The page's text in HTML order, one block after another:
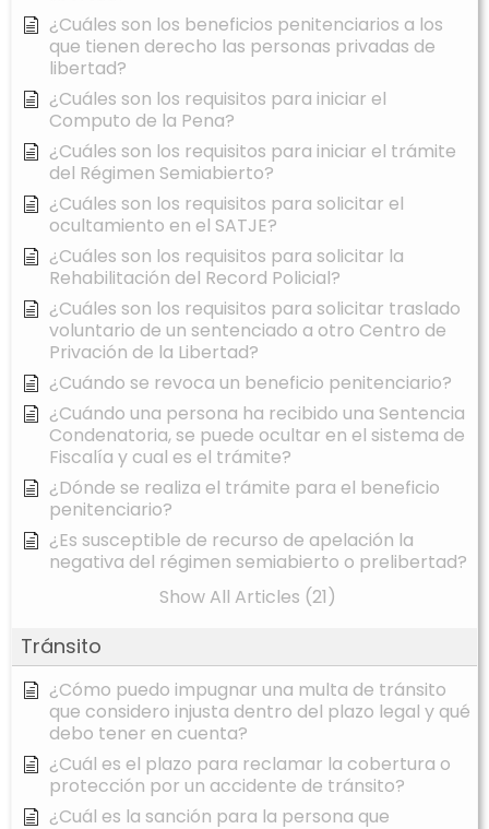
¿Cuáles son los beneficios penitenciarios a los
que tienen derecho las personas privadas de
libertad?
¿Cuáles son los requisitos para iniciar el
Computo de la Pena?
¿Cuáles son los requisitos para iniciar el trámite
del Régimen Semiabierto?
¿Cuáles son los requisitos para solicitar el
ocultamiento en el SATJE?
¿Cuáles son los requisitos para solicitar la
Rehabilitación del Record Policial?
¿Cuáles son los requisitos para solicitar traslado
voluntario de un sentenciado a otro Centro de
Privación de la Libertad?
¿Cuándo se revoca un beneficio penitenciario?
¿Cuándo una persona ha recibido una Sentencia
Condenatoria, se puede ocultar en el sistema de
Fiscalía y cual es el trámite?
¿Dónde se realiza el trámite para el beneficio
penitenciario?
¿Es susceptible de recurso de apelación la
negativa del régimen semiabierto o prelibertad?
Show All Articles (21)
Tránsito
¿Cómo puedo impugnar una multa de tránsito
que considero injusta dentro del plazo legal y qué
debo tener en cuenta?
¿Cuál es el plazo para reclamar la cobertura o
protección por un accidente de tránsito?
¿Cuál es la sanción para la persona que